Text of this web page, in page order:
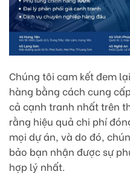
Chúng tôi cam kết đem
hàng bằng cách cung
cả cạnh tranh nhất trên
rằng hiệu quả chi phí
mọi dự án, và do đó,
bảo bạn nhận được sự
hợp lý nhất.